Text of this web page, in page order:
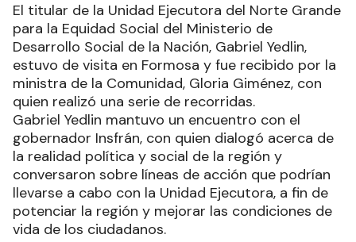
El titular de la Unidad Ejecutora del Norte Grande
para la Equidad Social del Ministerio de
Desarrollo Social de la Nación, Gabriel Yedlin,
estuvo de visita en Formosa y fue recibido por la
ministra de la Comunidad, Gloria Giménez, con
quien realizó una serie de recorridas.
Gabriel Yedlin mantuvo un encuentro con el
gobernador Insfrán, con quien dialogó acerca de
la realidad política y social de la región y
conversaron sobre líneas de acción que podrían
llevarse a cabo con la Unidad Ejecutora, a fin de
potenciar la región y mejorar las condiciones de
vida de los ciudadanos.